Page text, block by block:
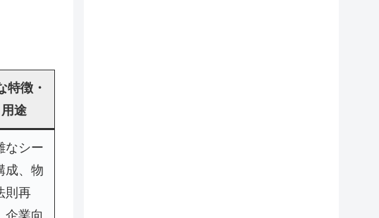
特徴・
用途
なシー
成、物
則再